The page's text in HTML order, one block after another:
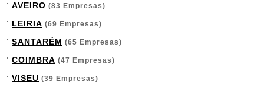
AVEIRO (83 Empresas)
LEIRIA (69 Empresas)
SANTARÉM (65 Empresas)
COIMBRA (47 Empresas)
VISEU (39 Empresas)